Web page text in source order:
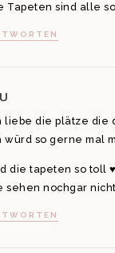
Tapeten sind alle
liebe die plätze die
würd so gerne mal
die tapeten so toll ♥
sehen nochgar